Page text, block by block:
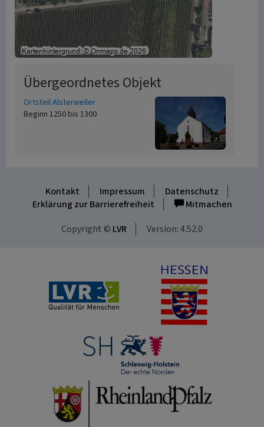
Übergeordnetes Objekt
Ortsteil Alsterweiler
Beginn 1250 bis 1300
Kontakt Impressum
Datenschutz
Erklärung zur Barrierefreiheit
Mitmachen
Copyright © LVR Version: 4.52.0